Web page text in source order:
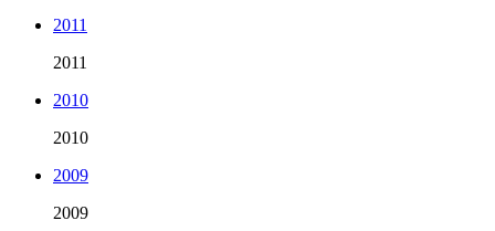
2011
2011
2010
2010
2009
2009